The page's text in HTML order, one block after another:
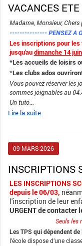
VACANCES
Madame, Monsieur, Chers
--------------- PENSEZ A
Les inscriptions pour
jusqu'audimanche 14
*Les accueils de loisirs
*Les clubs ados
Vous pouvez réserver les
sommes joignables au
Un tuto...
Lire la suite
09 MARS2026
INSCRIPTIONS
LES INSCRIPTIONS
depuis le 06/03,
l'inscription de leur
URGENT de contacter
Seuls les
Les TPS qui dépendent de
l’école dispose d’une